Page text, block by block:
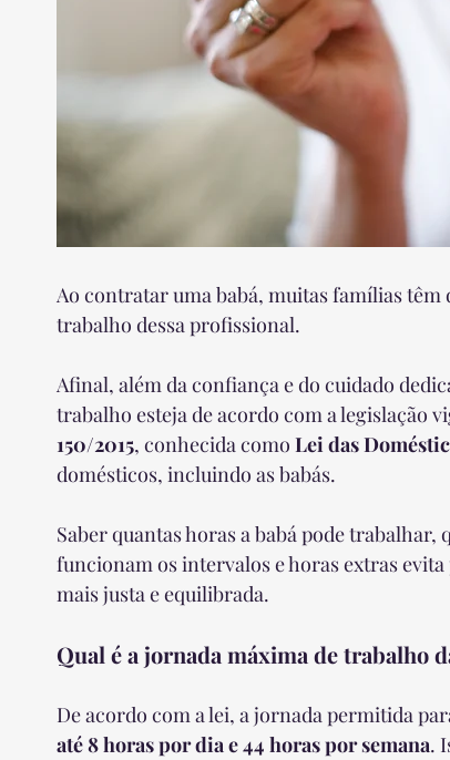
Ao contratar uma babá, muitas famílias
trabalho dessa profissional.
Afinal, além da confiança e do cuidado
trabalho esteja de acordo com a legislação
150/2015, conhecida como Lei das
domésticos, incluindo as babás.
Saber quantas horas a babá pode trabalhar,
funcionam os intervalos e horas extras
mais justa e equilibrada.
Qual é a jornada máxima de trabalho
De acordo com a lei, a jornada permitida
até 8 horas por dia e 44 horas por semana.